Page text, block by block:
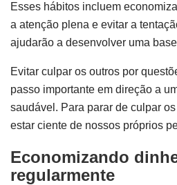
Esses hábitos incluem
a atenção plena e evitar a
ajudarão a desenvolver uma
Evitar culpar os outros por
passo importante em direção a
saudável. Para parar de culpar
estar ciente de nossos próprios
Economizando
regularmente